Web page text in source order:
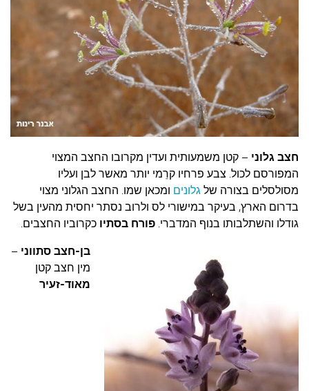
חצב גלוני – קטן משמעותית ועדין מקרובו החצב המצוי
המפורסם לכול. צבע פרחיו קרֵמי יותר מאשר לבן ועליו
מסולסלים בצורה של גלונים ומכאן שמו. החצב הגלוני מצוי
בדרום הארץ, בעיקר במישורי לס ולרוב נסתר יחסית מהעין בשל
גודלו והשתלבותו בנוף המדברי. פורח בסתיו כקרוביו החצבים.
בן-חצב סתווני –
מין חצב קטן
מאוד-זעיר